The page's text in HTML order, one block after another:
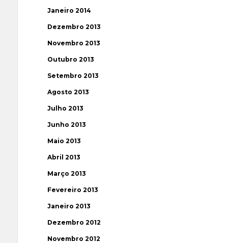
Janeiro 2014
Dezembro 2013
Novembro 2013
Outubro 2013
Setembro 2013
Agosto 2013
Julho 2013
Junho 2013
Maio 2013
Abril 2013
Março 2013
Fevereiro 2013
Janeiro 2013
Dezembro 2012
Novembro 2012